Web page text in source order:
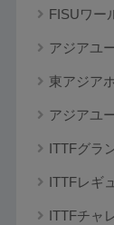
FISUワー
アジアユ
東アジア
アジアユ
ITTFグラ
ITTFレギ
ITTFチャ